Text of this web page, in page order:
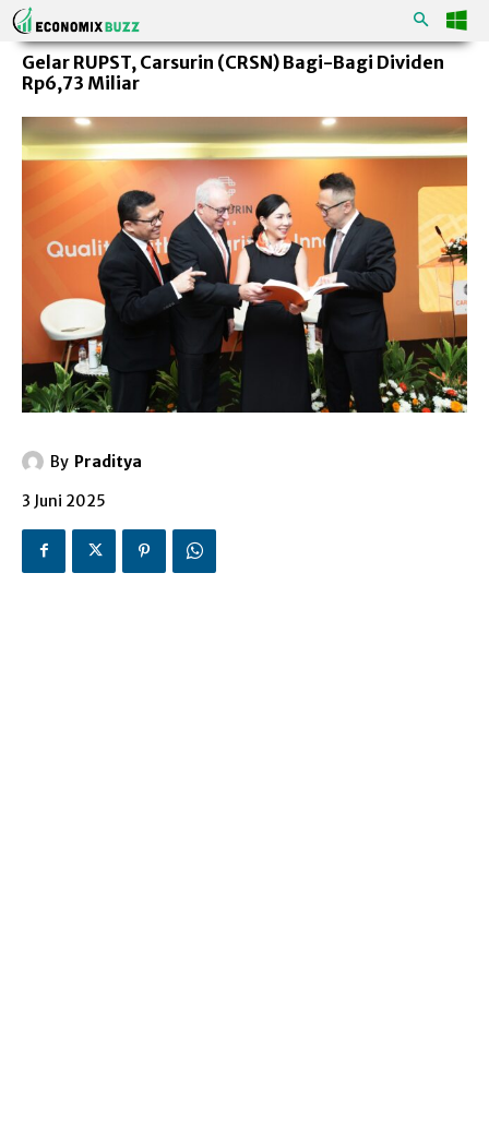
Gelar RUPST, Carsurin (CRSN) Bagi-Bagi Dividen
Rp6,73 Miliar
By Praditya
3 Juni 2025